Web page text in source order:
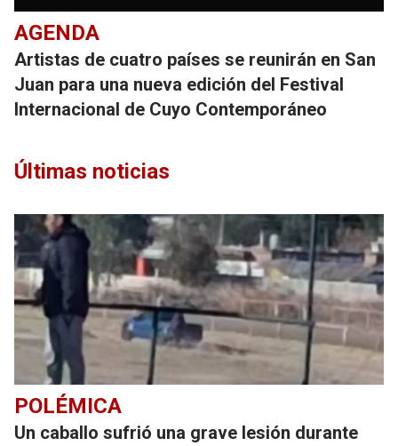
AGENDA
Artistas de cuatro países se reunirán en San
Juan para una nueva edición del Festival
Internacional de Cuyo Contemporáneo
Últimas noticias
POLÉMICA
Un caballo sufrió una grave lesión durante